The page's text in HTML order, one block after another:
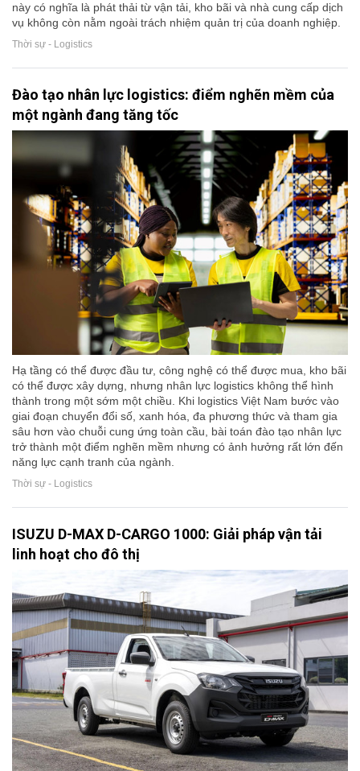
này có nghĩa là phát thải từ vận tải, kho bãi và nhà cung cấp dịch
vụ không còn nằm ngoài trách nhiệm quản trị của doanh nghiệp.
Thời sự - Logistics
Đào tạo nhân lực logistics: điểm nghẽn mềm của
một ngành đang tăng tốc
Hạ tầng có thể được đầu tư, công nghệ có thể được mua, kho bãi
có thể được xây dựng, nhưng nhân lực logistics không thể hình
thành trong một sớm một chiều. Khi logistics Việt Nam bước vào
giai đoạn chuyển đổi số, xanh hóa, đa phương thức và tham gia
sâu hơn vào chuỗi cung ứng toàn cầu, bài toán đào tạo nhân lực
trở thành một điểm nghẽn mềm nhưng có ảnh hưởng rất lớn đến
năng lực cạnh tranh của ngành.
Thời sự - Logistics
ISUZU D-MAX D-CARGO 1000: Giải pháp vận tải
linh hoạt cho đô thị